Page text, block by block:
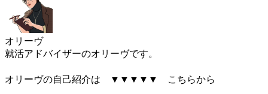
オリーヴ
就活アドバイザーのオリーヴです。
オリーヴの自己紹介は ▼▼▼▼▼ こちらから